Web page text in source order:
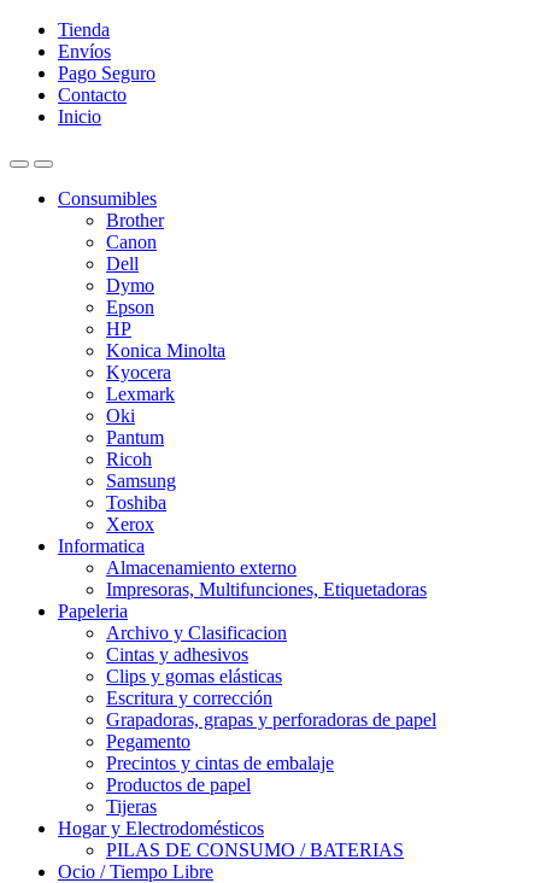
Tienda
Envíos
Pago Seguro
Contacto
Inicio
Consumibles
Brother
Canon
Dell
Dymo
Epson
HP
Konica Minolta
Kyocera
Lexmark
Oki
Pantum
Ricoh
Samsung
Toshiba
Xerox
Informatica
Almacenamiento externo
Impresoras, Multifunciones, Etiquetadoras
Papeleria
Archivo y Clasificacion
Cintas y adhesivos
Clips y gomas elásticas
Escritura y corrección
Grapadoras, grapas y perforadoras de papel
Pegamento
Precintos y cintas de embalaje
Productos de papel
Tijeras
Hogar y Electrodomésticos
PILAS DE CONSUMO / BATERIAS
Ocio / Tiempo Libre